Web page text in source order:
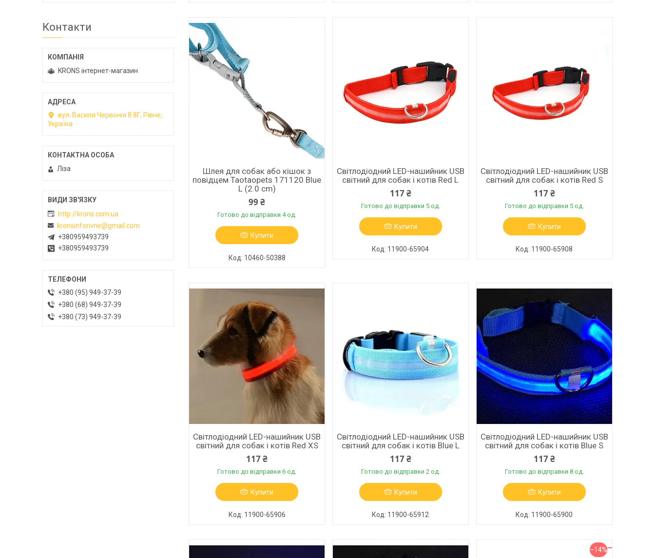
Шлея для собак або кішок з
повідцем Taotaopets 171120 Blue
L (2.0 cm)
99 ₴
Готово до відправки 4 од.
Купити
10460-50388
Світлодіодний LED-нашийник USB
світний для собак і котів Red L
117 ₴
Готово до відправки 5 од.
Купити
11900-65904
Світлодіодний LED-нашийник USB
світний для собак і котів Red S
117 ₴
Готово до відправки 5 од.
Купити
11900-65908
Світлодіодний LED-нашийник USB
світний для собак і котів Red XS
117 ₴
Готово до відправки 6 од.
Купити
11900-65906
Світлодіодний LED-нашийник USB
світний для собак і котів Blue L
117 ₴
Готово до відправки 2 од.
Купити
11900-65912
Світлодіодний LED-нашийник USB
світний для собак і котів Blue S
117 ₴
Готово до відправки 8 од.
Купити
11900-65900
–14%
Контакти
KRONS інтернет-магазин
вул. Василя Червонія 8 8Г, Рівне,
Україна
Ліза
http://krons.com.ua
kronsinforivne@gmail.com
+380959493739
+380959493739
+380 (95) 949-37-39
+380 (68) 949-37-39
+380 (73) 949-37-39